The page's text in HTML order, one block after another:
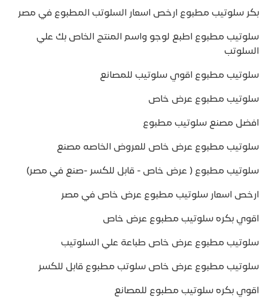
بكر سلوتيب مطبوع ارخص اسعار السلوتب المطبوع في مصر
سلوتيب مطبوع اطبع لوجو واسم المنتج الخاص بك علي
السلوتب
سلوتيب مطبوع اقوي سلوتيب للمصانع
سلوتيب مطبوع عرض خاص
افضل مصنع سلوتيب مطبوع
سلوتيب مطبوع عرض خاص للعروض الخاصه مصنع
سلوتيب مطبوع ( عرض خاص - قابل للكسر -صنع في مصر)
ارخص اسعار سلوتيب مطبوع عرض خاص في مصر
اقوي بكره سلوتيب مطبوع عرض خاص
سلوتيب مطبوع عرض خاص طباعة علي السلوتيب
سلوتيب مطبوع عرض خاص سلوتب مطبوع قابل للكسر
اقوي بكره سلوتيب مطبوع للمصانع